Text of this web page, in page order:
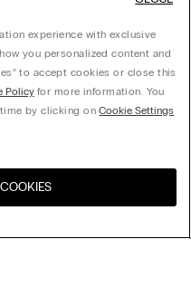
United States
experience with exclusive
you personalized content and
to accept cookies or close this
Policyfor more information. You
time by clicking onCookie Settings